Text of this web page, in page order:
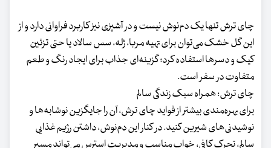
چای ترش تنها یک دم‌نوش نیست و در آشپزی نیز کاربرد فراوانی دارد و از
این گل خشک می‌توان برای تهیه مربا، ژله، سس سالاد یا حتی تزئین
کیک و دسر‌ها استفاده کرد؛ گزینه‌ای جذاب برای ایجاد رنگ و طعم
متفاوت در سفر است.
چای ترش؛ همراه سبک زندگی سالم
برای بهره‌مندی بیشتر از فواید چای ترش، آن را جایگزین نوشابه‌ها و
نوشیدنی‌های شیرین کنید. در کنار این دم‌نوش، داشتن رژیم غذایی
سالم، تحرک کافی، خواب مناسب و مدیریت استرس می‌تواند مسیر